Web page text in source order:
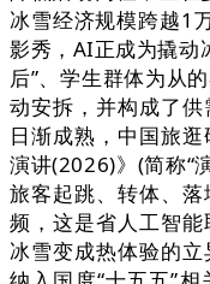
冰雪经济规模跨越1
影秀，AI正成为撬动
后”、学生群体为从
动安拆，并构成了
日渐成熟，中国旅
演讲(2026)》(简称“
旅客起跳、转体、
频，这是省人工智
冰雪变成热体验的